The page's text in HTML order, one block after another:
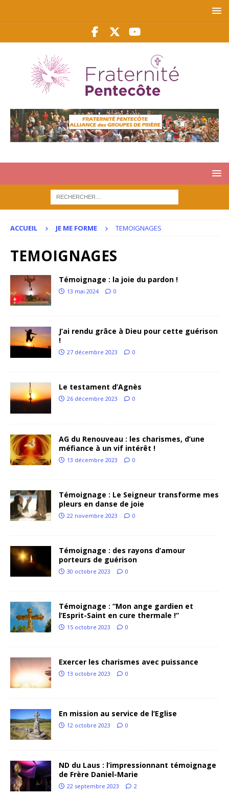
ACCUEIL JE ME FORME TEMOIGNAGES
TEMOIGNAGES
Témoignage : la joie du pardon !
13 mai 2024 0
J’ai rendu grâce à Dieu pour cette guérison
!
27 décembre 2023 0
Le testament d’Agnès
26 décembre 2023 0
AG du Renouveau : les charismes, d’une
méfiance à un vif intérêt !
13 décembre 2023 0
Témoignage : Le Seigneur transforme mes
pleurs en danse de joie
22 novembre 2023 0
Témoignage : des rayons d’amour
porteurs de guérison
30 octobre 2023 0
Témoignage : “Mon ange gardien et
l’Esprit-Saint en cure thermale !”
15 octobre 2023 0
Exercer les charismes avec puissance
13 octobre 2023 0
En mission au service de l’Eglise
12 octobre 2023 0
ND du Laus : l’impressionnant témoignage
de Frère Daniel-Marie
22 septembre 2023 2